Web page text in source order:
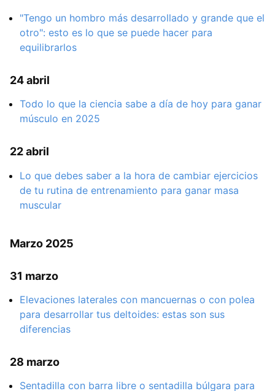
"Tengo un hombro más desarrollado y grande que el
otro": esto es lo que se puede hacer para
equilibrarlos
24 abril
Todo lo que la ciencia sabe a día de hoy para ganar
músculo en 2025
22 abril
Lo que debes saber a la hora de cambiar ejercicios
de tu rutina de entrenamiento para ganar masa
muscular
Marzo 2025
31 marzo
Elevaciones laterales con mancuernas o con polea
para desarrollar tus deltoides: estas son sus
diferencias
28 marzo
Sentadilla con barra libre o sentadilla búlgara para